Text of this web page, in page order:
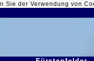
Sie der Verwendung von